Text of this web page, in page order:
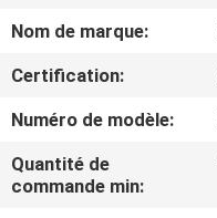
VIDÉOS
À
PROPOS
DE
Nom de marque:
Certification:
Numéro de modèle:
Quantité de
commande min: